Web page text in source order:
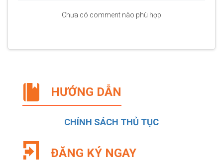
Chưa có comment nào phù hợp
HƯỚNG DẪN
CHÍNH SÁCH THỦ TỤC
ĐĂNG KÝ NGAY